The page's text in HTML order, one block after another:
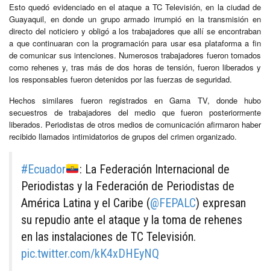
Esto quedó evidenciado en el ataque a TC Televisión, en la ciudad de
Guayaquil, en donde un grupo armado irrumpió en la transmisión en
directo del noticiero y obligó a los trabajadores que allí se encontraban
a que continuaran con la programación para usar esa plataforma a fin
de comunicar sus intenciones. Numerosos trabajadores fueron tomados
como rehenes y, tras más de dos horas de tensión, fueron liberados y
los responsables fueron detenidos por las fuerzas de seguridad.
Hechos similares fueron registrados en Gama TV, donde hubo
secuestros de trabajadores del medio que fueron posteriormente
liberados. Periodistas de otros medios de comunicación afirmaron haber
recibido llamados intimidatorios de grupos del crimen organizado.
#Ecuador
: La Federación Internacional de
Periodistas y la Federación de Periodistas de
América Latina y el Caribe (@FEPALC) expresan
su repudio ante el ataque y la toma de rehenes
en las instalaciones de TC Televisión.
pic.twitter.com/kK4xDHEyNQ